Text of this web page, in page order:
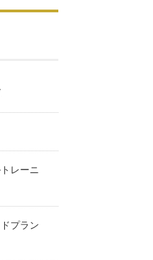
レーニ
プラン